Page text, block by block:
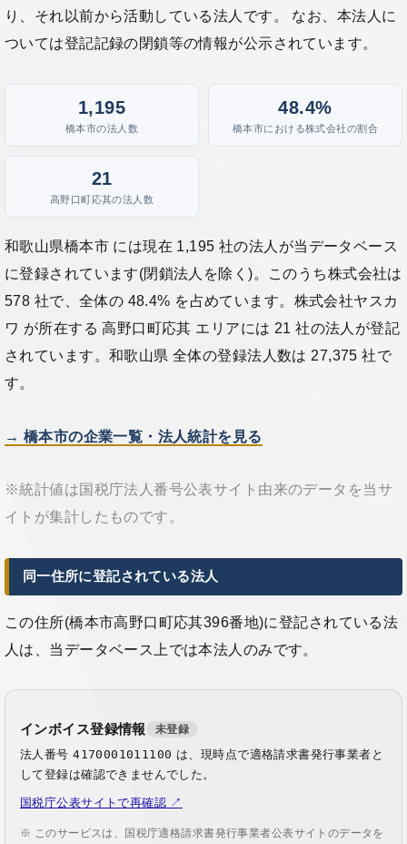
り、それ以前から活動している法人です。 なお、本法人に
ついては登記記録の閉鎖等の情報が公示されています。
1,195
橋本市の法人数
48.4%
橋本市における株式会社の割合
21
高野口町応其の法人数
和歌山県橋本市 には現在 1,195 社の法人が当データベース
に登録されています(閉鎖法人を除く)。このうち株式会社は
578 社で、全体の 48.4% を占めています。株式会社ヤスカ
ワ が所在する 高野口町応其 エリアには 21 社の法人が登記
されています。和歌山県 全体の登録法人数は 27,375 社で
す。
→ 橋本市の企業一覧・法人統計を見る
※統計値は国税庁法人番号公表サイト由来のデータを当サ
イトが集計したものです。
同一住所に登記されている法人
この住所(橋本市高野口町応其396番地)に登記されている法
人は、当データベース上では本法人のみです。
インボイス登録情報 未登録
法人番号4170001011100 は、現時点で適格請求書発行事業者と
して登録は確認できませんでした。
国税庁公表サイトで再確認 ↗
※ このサービスは、国税庁適格請求書発行事業者公表サイトのデータを